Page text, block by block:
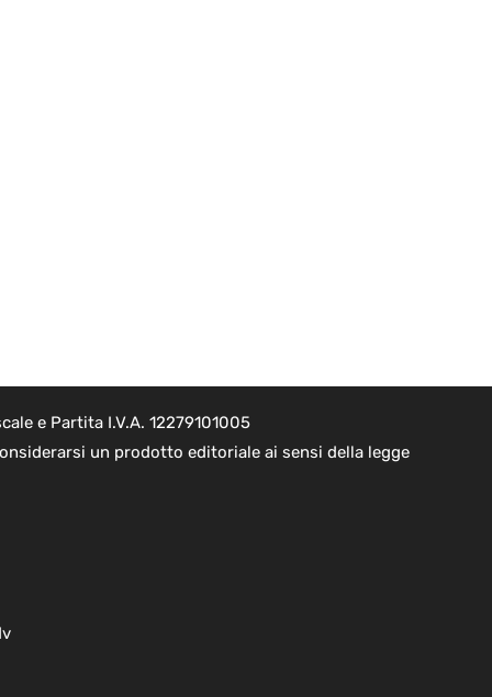
e Partita I.V.A. 12279101005
un prodotto editoriale ai sensi della legge